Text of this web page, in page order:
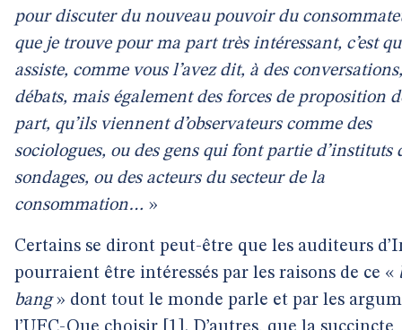
pour discuter du nouveau pouvoir du
que je trouve pour ma part très intéressant, c’est
assiste, comme vous l’avez dit, à des
débats, mais également des forces de proposition
part, qu’ils viennent d’observateurs comme des
sociologues, ou des gens qui font partie d’instituts
sondages, ou des acteurs du secteur de la
consommation… »
Certains se diront peut-être que les auditeurs
pourraient être intéressés par les raisons de ce «
bang» dont tout le monde parle et par les